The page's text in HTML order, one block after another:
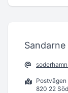
Postvägen
820 22